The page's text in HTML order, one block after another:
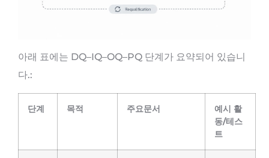
아래 표에는 DQ–IQ–OQ–PQ 단계가 요약되어 있습니
다.:
단계 목적 주요문서
예시 활
동/테스
트